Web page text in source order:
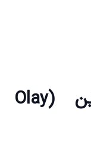
2. ژل آبرسان اولاین (Olay